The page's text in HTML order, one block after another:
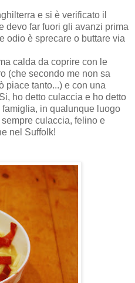
e si è verificato il
devo far fuori gli avanzi prima
odio è sprecare o buttare via
calda da coprire con le
(che secondo me non sa
piace tanto...) e con una
ho detto culaccia e ho detto
in qualunque luogo
culaccia, felino e
nel Suffolk!